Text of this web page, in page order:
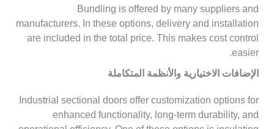
Bundling is offered by many suppliers and
manufacturers. In these options, delivery and installation
are included in the total price. This makes cost control
easier.
الإضافات الاختيارية والأنظمة المتكاملة
Industrial sectional doors offer customization options for
enhanced functionality, long-term durability, and